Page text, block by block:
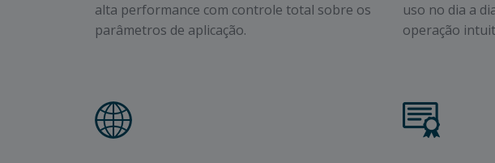
alta performance com controle total sobre os
parâmetros de aplicação.
uso no dia a
operação